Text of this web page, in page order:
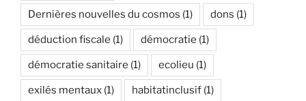
Dernières nouvelles du cosmos (1) dons (1)
déduction fiscale (1) démocratie (1)
démocratie sanitaire (1) ecolieu (1)
exilés mentaux (1) habitatinclusif (1)